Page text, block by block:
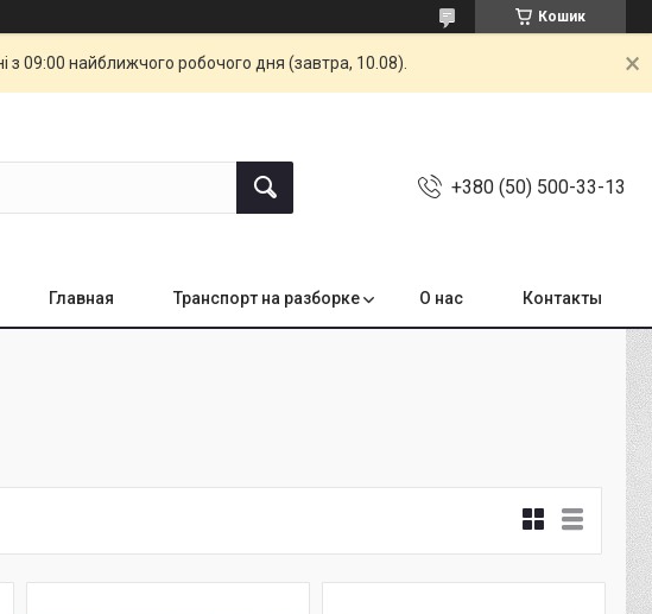
Кошик
з 09:00 найближчого робочого дня (завтра, 10.08).
+380 (50) 500-33-13
Главная Транспорт на разборке О нас Контакты